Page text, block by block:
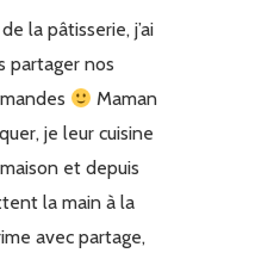
la pâtisserie, j’ai
partager nos
Maman
je leur cuisine
et depuis
la main à la
avec partage,